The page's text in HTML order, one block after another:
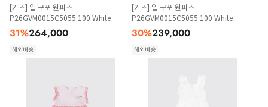
[키즈] 일 구포 원피스
P26GVM0015C5055 100 White
31%264,000
해외배송
[키즈] 일 구포 원피스
P26GVM0015C5055 100 White
30%239,000
해외배송